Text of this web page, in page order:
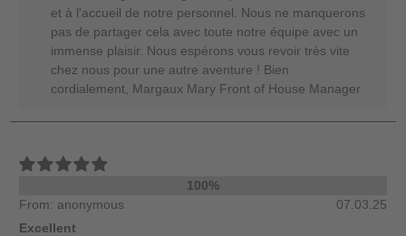
et à l'accueil de notre personnel. Nous ne manquerons
pas de partager cela avec toute notre équipe avec un
immense plaisir. Nous espérons vous revoir très vite
chez nous pour une autre aventure ! Bien
cordialement, Margaux Mary Front of House Manager
100%
From: anonymous
07.03.25
Excellent